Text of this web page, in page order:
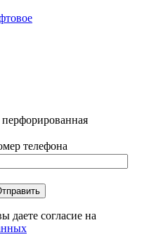
телефона
даете согласие на